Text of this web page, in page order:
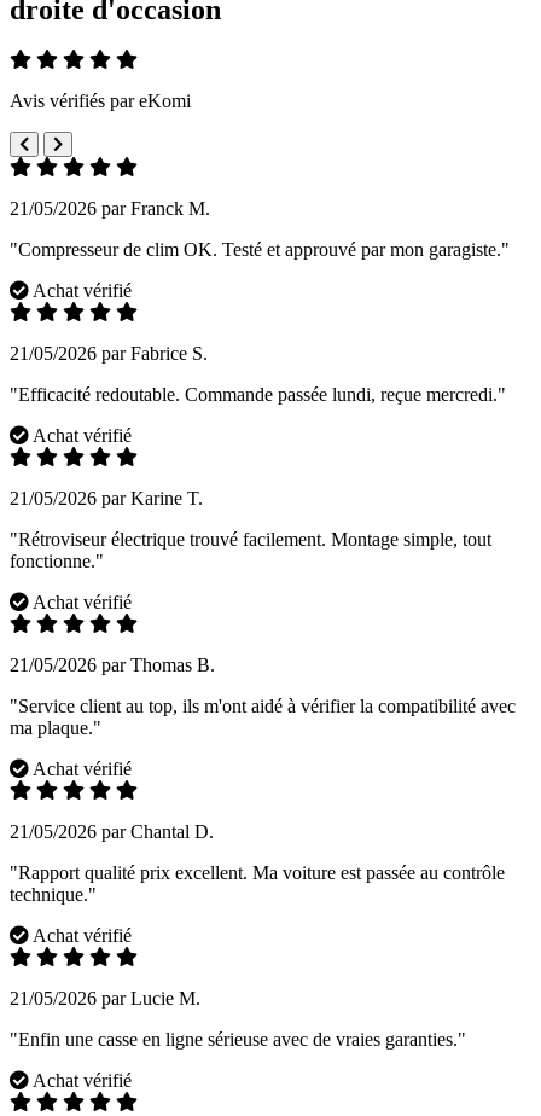
droite d'occasion
Avis vérifiés par eKomi
21/05/2026 par Franck M.
"Compresseur de clim OK. Testé et approuvé par mon garagiste."
Achat vérifié
21/05/2026 par Fabrice S.
"Efficacité redoutable. Commande passée lundi, reçue mercredi."
Achat vérifié
21/05/2026 par Karine T.
"Rétroviseur électrique trouvé facilement. Montage simple, tout
fonctionne."
Achat vérifié
21/05/2026 par Thomas B.
"Service client au top, ils m'ont aidé à vérifier la compatibilité avec
ma plaque."
Achat vérifié
21/05/2026 par Chantal D.
"Rapport qualité prix excellent. Ma voiture est passée au contrôle
technique."
Achat vérifié
21/05/2026 par Lucie M.
"Enfin une casse en ligne sérieuse avec de vraies garanties."
Achat vérifié